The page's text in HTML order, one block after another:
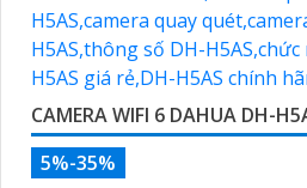
CAMERA WIFI 6 DAHUA DH-
5%-35%